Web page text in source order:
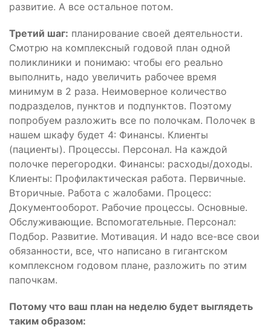
развитие. А все остальное потом.
Третий шаг: планирование своей деятельности.
Смотрю на комплексный годовой план одной
поликлиники и понимаю: чтобы его реально
выполнить, надо увеличить рабочее время
минимум в 2 раза. Неимоверное количество
подразделов, пунктов и подпунктов. Поэтому
попробуем разложить все по полочкам. Полочек в
нашем шкафу будет 4: Финансы. Клиенты
(пациенты). Процессы. Персонал. На каждой
полочке перегородки. Финансы: расходы/доходы.
Клиенты: Профилактическая работа. Первичные.
Вторичные. Работа с жалобами. Процесс:
Документооборот. Рабочие процессы. Основные.
Обслуживающие. Вспомогательные. Персонал:
Подбор. Развитие. Мотивация. И надо все-все свои
обязанности, все, что написано в гигантском
комплексном годовом плане, разложить по этим
папочкам.
Потому что ваш план на неделю будет выглядеть
таким образом: